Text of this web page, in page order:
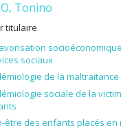
variés : centre urbain et
(Afghanistan) et
conflits armés (Liberia et
occupé le poste de
Caraïbes.
à la fois aux
et expérientielle de la santé.
Tonino
titulaire
sociaux
de la maltraitance
sociale de la
être des enfants placés en